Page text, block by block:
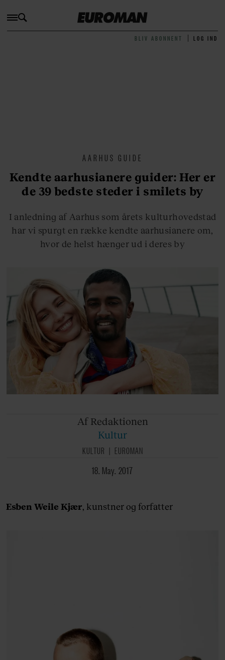
BLIV ABONNENT LOG IND
AARHUS GUIDE
Kendte aarhusianere guider: Her er
de 39 bedste steder i smilets by
I anledning af Aarhus som årets kulturhovedstad
har vi spurgt en række kendte aarhusianere om,
hvor de helst hænger ud i deres by
Af Redaktionen
Kultur
KULTUR
EUROMAN
18. May. 2017
Esben Weile Kjær, kunstner og forfatter